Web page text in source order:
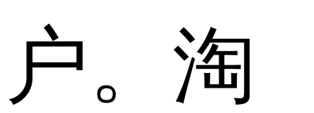
户。淘